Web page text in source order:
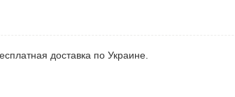
доставка по Украине.